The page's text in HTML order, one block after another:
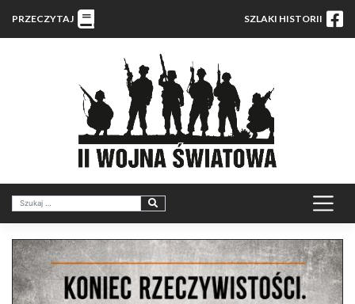
PRZECZYTAJ SZLAKI HISTORII